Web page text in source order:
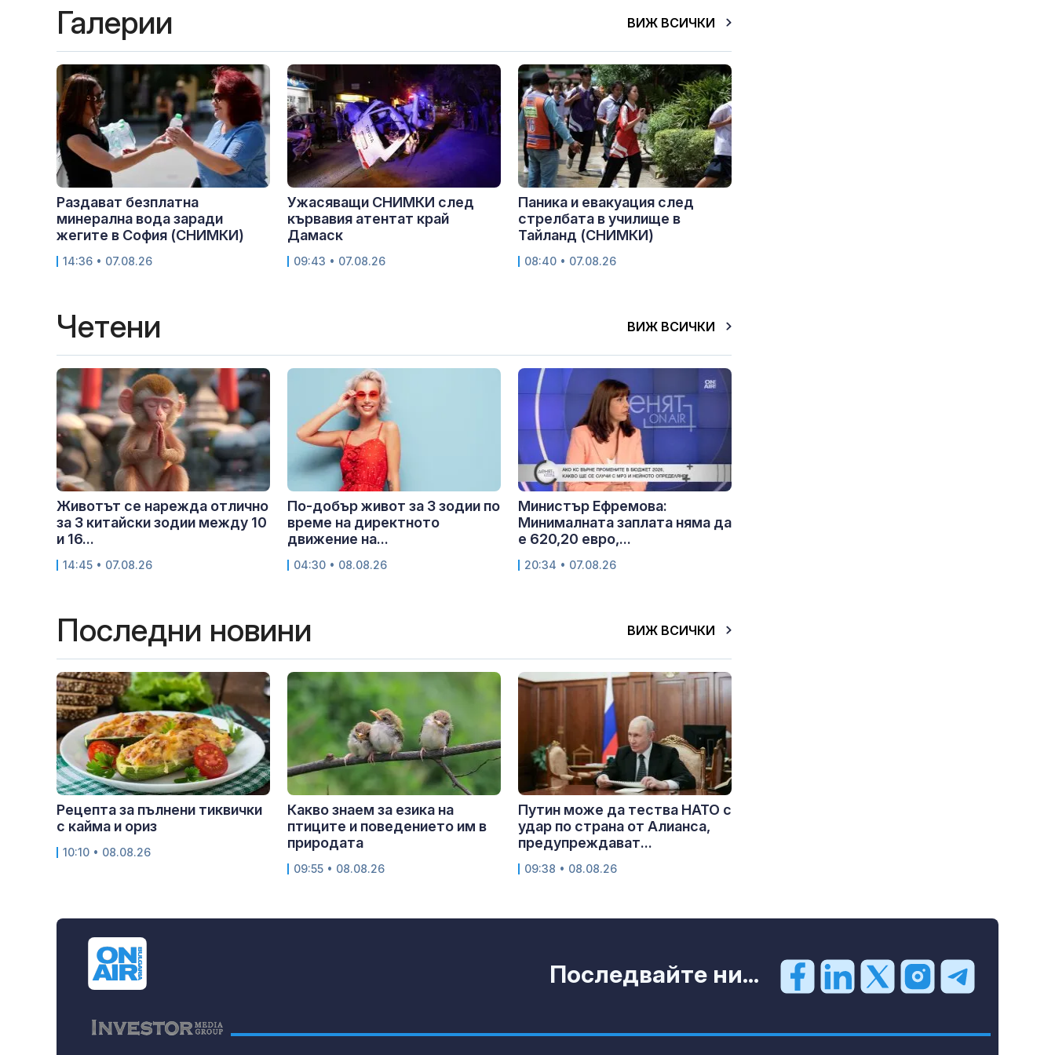
Галерии ВИЖ ВСИЧКИ
Раздават безплатна
минерална вода заради
жегите в София (СНИМКИ)
14:36 • 07.08.26
Ужасяващи СНИМКИ след
кървавия атентат край
Дамаск
09:43 • 07.08.26
Паника и евакуация след
стрелбата в училище в
Тайланд (СНИМКИ)
08:40 • 07.08.26
Четени ВИЖ ВСИЧКИ
Животът се нарежда отлично
за 3 китайски зодии между 10
и 16...
14:45 • 07.08.26
По-добър живот за 3 зодии по
време на директното
движение на...
04:30 • 08.08.26
Министър Ефремова:
Минималната заплата няма да
е 620,20 евро,...
20:34 • 07.08.26
Последни новини ВИЖ ВСИЧКИ
Рецепта за пълнени тиквички
с кайма и ориз
10:10 • 08.08.26
Какво знаем за езика на
птиците и поведението им в
природата
09:55 • 08.08.26
Путин може да тества НАТО с
удар по страна от Алианса,
предупреждават...
09:38 • 08.08.26
Последвайте ни...